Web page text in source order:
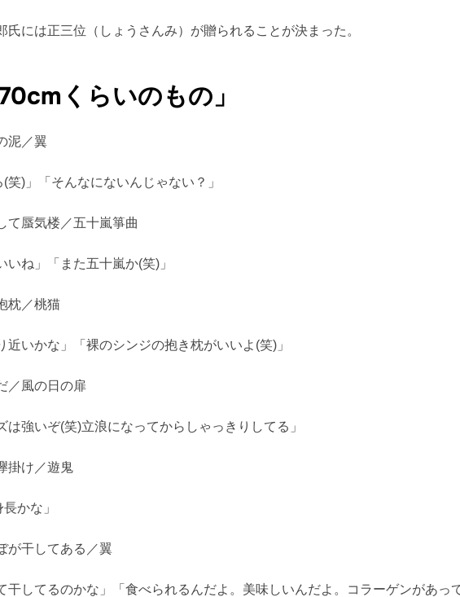
氏には正三位（しょうさんみ）が贈られることが決まった。
くらいのもの」
泥／翼
(笑)」「そんなにないんじゃない？」
て蜃気楼／五十嵐箏曲
いね」「また五十嵐か(笑)」
枕／桃猫
近いかな」「裸のシンジの抱き枕がいいよ(笑)」
／風の日の扉
は強いぞ(笑)立浪になってからしゃっきりしてる」
掛け／遊鬼
かな」
が干してある／翼
干してるのかな」「食べられるんだよ。美味しいんだよ。コラーゲンがあっ